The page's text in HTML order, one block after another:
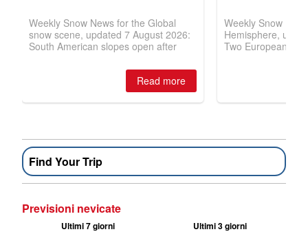
Find Your Trip
Previsioni nevicate
Ultimi 7 giorni Ultimi 3 giorni